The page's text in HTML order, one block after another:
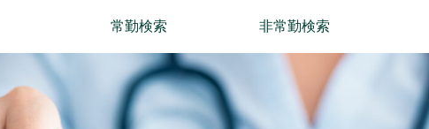
常勤検索 非常勤検索